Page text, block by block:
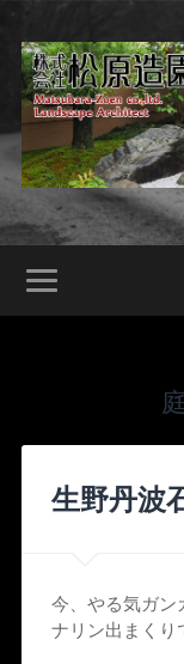
生野丹波
今、やる気ガン
ナリン出まくり